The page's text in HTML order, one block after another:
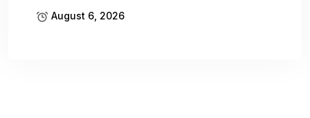
August 6, 2026